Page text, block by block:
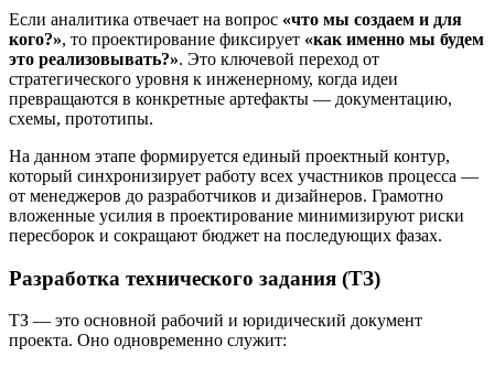
Если аналитика отвечает на вопрос «что мы создаем и для
кого?», то проектирование фиксирует «как именно мы будем
это реализовывать?». Это ключевой переход от
стратегического уровня к инженерному, когда идеи
превращаются в конкретные артефакты — документацию,
схемы, прототипы.
На данном этапе формируется единый проектный контур,
который синхронизирует работу всех участников процесса —
от менеджеров до разработчиков и дизайнеров. Грамотно
вложенные усилия в проектирование минимизируют риски
пересборок и сокращают бюджет на последующих фазах.
Разработка технического задания (ТЗ)
ТЗ — это основной рабочий и юридический документ
проекта. Оно одновременно служит: